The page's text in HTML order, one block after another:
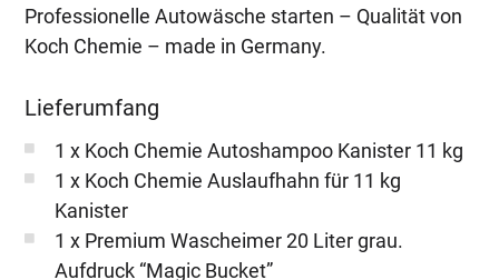
Professionelle Autowäsche starten – Qualität von
Koch Chemie – made in Germany.
Lieferumfang
1 x Koch Chemie Autoshampoo Kanister 11 kg
1 x Koch Chemie Auslaufhahn für 11 kg
Kanister
1 x Premium Wascheimer 20 Liter grau.
Aufdruck “Magic Bucket”